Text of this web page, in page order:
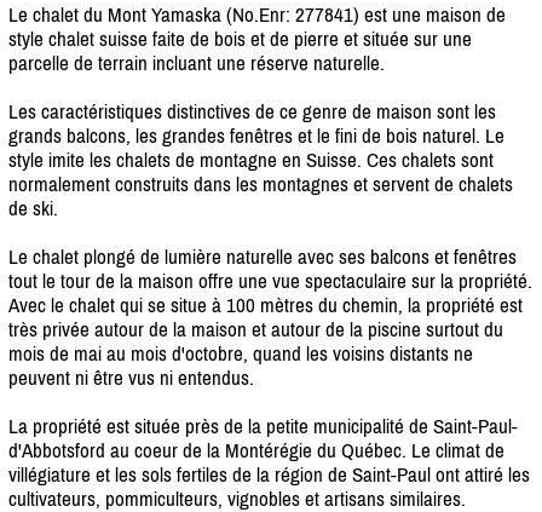
Le chalet du Mont Yamaska (No.Enr: 277841) est une maison de
style chalet suisse faite de bois et de pierre et située sur une
parcelle de terrain incluant une réserve naturelle.
Les caractéristiques distinctives de ce genre de maison sont les
grands balcons, les grandes fenêtres et le fini de bois naturel. Le
style imite les chalets de montagne en Suisse. Ces chalets sont
normalement construits dans les montagnes et servent de chalets
de ski.
Le chalet plongé de lumière naturelle avec ses balcons et fenêtres
tout le tour de la maison offre une vue spectaculaire sur la propriété.
Avec le chalet qui se situe à 100 mètres du chemin, la propriété est
très privée autour de la maison et autour de la piscine surtout du
mois de mai au mois d'octobre, quand les voisins distants ne
peuvent ni être vus ni entendus.
La propriété est située près de la petite municipalité de Saint-Paul-
d'Abbotsford au coeur de la Montérégie du Québec. Le climat de
villégiature et les sols fertiles de la région de Saint-Paul ont attiré les
cultivateurs, pommiculteurs, vignobles et artisans similaires.